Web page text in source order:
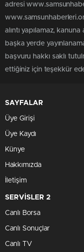
adresi
alıntı yapılamaz,
başka yerde
başvuru hakkı saklı
ettiğiniz için teşekkür
SAYFALAR
Üye Girişi
Üye Kaydı
Künye
Hakkımızda
İletişim
SERVİSLER 2
Canlı Borsa
Canlı Sonuçlar
Canlı TV